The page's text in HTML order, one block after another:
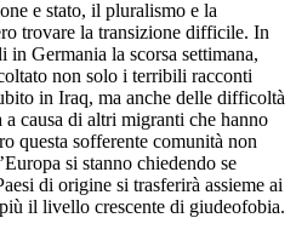
e stato, il pluralismo e la
trovare la transizione difficile. In
Germania la scorsa settimana,
non solo i terribili racconti
in Iraq, ma anche delle difficoltà
causa di altri migranti che hanno
questa sofferente comunità non
si stanno chiedendo se
di origine si trasferirà assieme ai
il livello crescente di giudeofobia.